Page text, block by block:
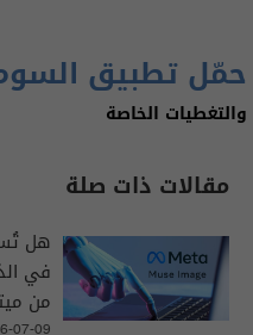
حمّل تطبيق
والتغطيات الخاصة
مقالات ذات صلة
هل
في
من
07-09